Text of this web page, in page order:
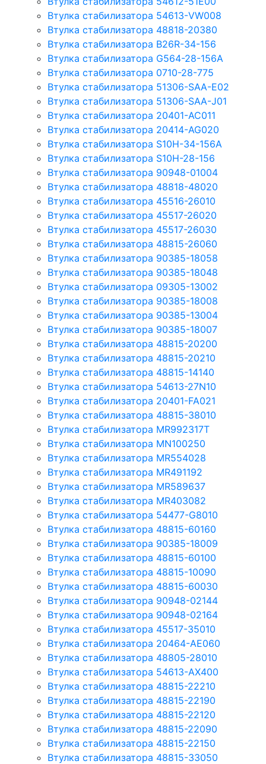
Втулка стабилизатора 54613-VW008
Втулка стабилизатора 48818-20380
Втулка стабилизатора B26R-34-156
Втулка стабилизатора G564-28-156A
Втулка стабилизатора 0710-28-775
Втулка стабилизатора 51306-SAA-E02
Втулка стабилизатора 51306-SAA-J01
Втулка стабилизатора 20401-AC011
Втулка стабилизатора 20414-AG020
Втулка стабилизатора S10H-34-156A
Втулка стабилизатора S10H-28-156
Втулка стабилизатора 90948-01004
Втулка стабилизатора 48818-48020
Втулка стабилизатора 45516-26010
Втулка стабилизатора 45517-26020
Втулка стабилизатора 45517-26030
Втулка стабилизатора 48815-26060
Втулка стабилизатора 90385-18058
Втулка стабилизатора 90385-18048
Втулка стабилизатора 09305-13002
Втулка стабилизатора 90385-18008
Втулка стабилизатора 90385-13004
Втулка стабилизатора 90385-18007
Втулка стабилизатора 48815-20200
Втулка стабилизатора 48815-20210
Втулка стабилизатора 48815-14140
Втулка стабилизатора 54613-27N10
Втулка стабилизатора 20401-FA021
Втулка стабилизатора 48815-38010
Втулка стабилизатора MR992317T
Втулка стабилизатора MN100250
Втулка стабилизатора MR554028
Втулка стабилизатора MR491192
Втулка стабилизатора MR589637
Втулка стабилизатора MR403082
Втулка стабилизатора 54477-G8010
Втулка стабилизатора 48815-60160
Втулка стабилизатора 90385-18009
Втулка стабилизатора 48815-60100
Втулка стабилизатора 48815-10090
Втулка стабилизатора 48815-60030
Втулка стабилизатора 90948-02144
Втулка стабилизатора 90948-02164
Втулка стабилизатора 45517-35010
Втулка стабилизатора 20464-AE060
Втулка стабилизатора 48805-28010
Втулка стабилизатора 54613-AX400
Втулка стабилизатора 48815-22210
Втулка стабилизатора 48815-22190
Втулка стабилизатора 48815-22120
Втулка стабилизатора 48815-22090
Втулка стабилизатора 48815-22150
Втулка стабилизатора 48815-33050